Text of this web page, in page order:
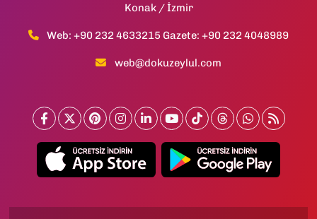
Konak / İzmir
Web: +90 232 4633215 Gazete: +90 232 4048989
web@dokuzeylul.com